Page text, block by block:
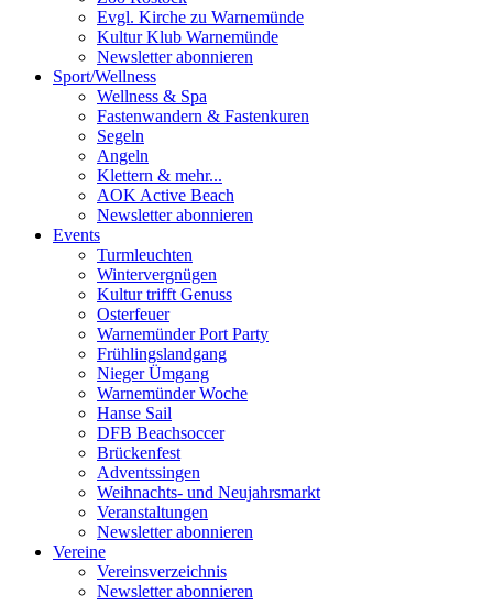
Evgl. Kirche zu Warnemünde
Kultur Klub Warnemünde
Newsletter abonnieren
Sport/Wellness
Wellness & Spa
Fastenwandern & Fastenkuren
Segeln
Angeln
Klettern & mehr...
AOK Active Beach
Newsletter abonnieren
Events
Turmleuchten
Wintervergnügen
Kultur trifft Genuss
Osterfeuer
Warnemünder Port Party
Frühlingslandgang
Nieger Ümgang
Warnemünder Woche
Hanse Sail
DFB Beachsoccer
Brückenfest
Adventssingen
Weihnachts- und Neujahrsmarkt
Veranstaltungen
Newsletter abonnieren
Vereine
Vereinsverzeichnis
Newsletter abonnieren